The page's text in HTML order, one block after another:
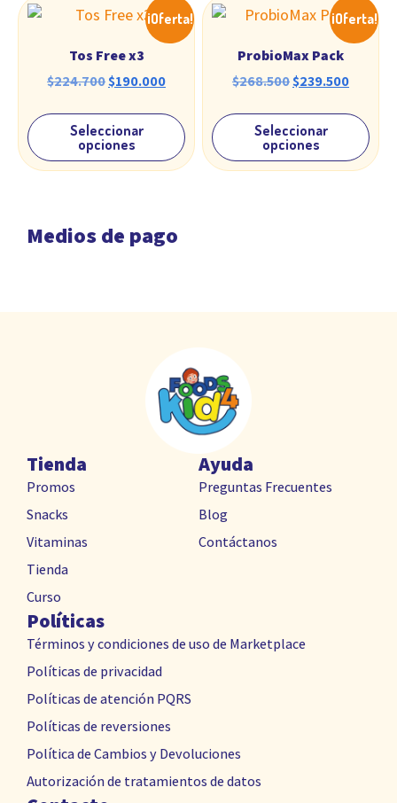
¡Oferta!
Tos Free x3
$224.700$190.000
Seleccionar
opciones
¡Oferta!
ProbioMax Pack
$268.500$239.500
Seleccionar
opciones
Medios de pago
Tienda
Promos
Snacks
Vitaminas
Tienda
Curso
Ayuda
Preguntas Frecuentes
Blog
Contáctanos
Políticas
Términos y condiciones de uso de Marketplace
Políticas de privacidad
Políticas de atención PQRS
Políticas de reversiones
Política de Cambios y Devoluciones
Autorización de tratamientos de datos